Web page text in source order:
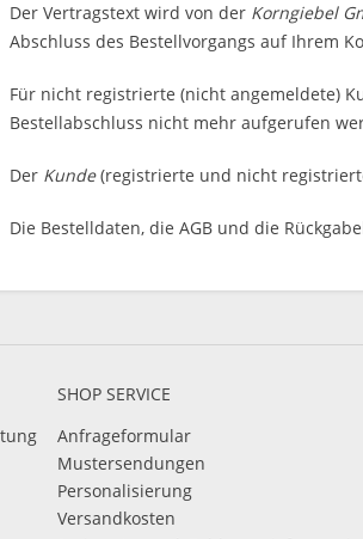
Der Vertragstext wird von der Korngiebel
Abschluss des Bestellvorgangs auf Ihrem
Für nicht registrierte (nicht angemeldete)
Bestellabschluss nicht mehr aufgerufen
Der Kunde(registrierte und nicht
Die Bestelldaten, die AGB und die
SHOP SERVICE
Anfrageformular
Mustersendungen
Personalisierung
Versandkosten